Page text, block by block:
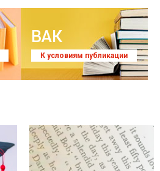
ВАК
К условиям публикации